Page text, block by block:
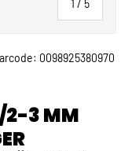
1 / von
5
0098925380970
2-3 MM